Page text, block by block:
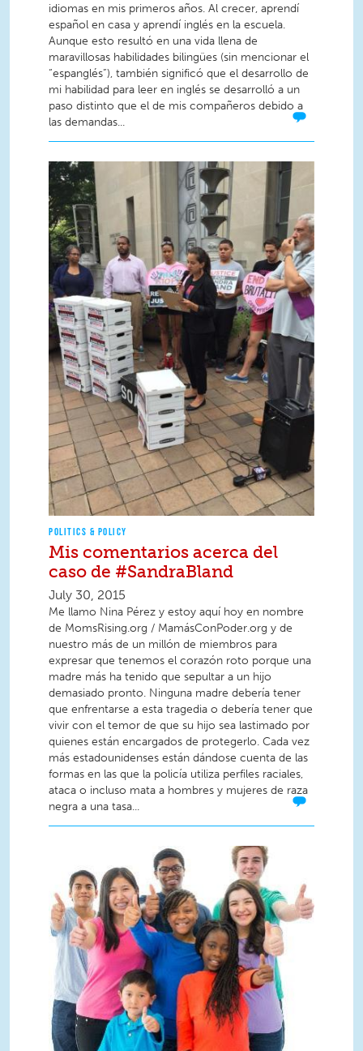
idiomas en mis primeros años. Al crecer, aprendí
español en casa y aprendí inglés en la escuela.
Aunque esto resultó en una vida llena de
maravillosas habilidades bilingües (sin mencionar el
“espanglés”), también significó que el desarrollo de
mi habilidad para leer en inglés se desarrolló a un
paso distinto que el de mis compañeros debido a
las demandas...
POLITICS & POLICY
Mis comentarios acerca del
caso de #SandraBland
July 30, 2015
Me llamo Nina Pérez y estoy aquí hoy en nombre
de MomsRising.org / MamásConPoder.org y de
nuestro más de un millón de miembros para
expresar que tenemos el corazón roto porque una
madre más ha tenido que sepultar a un hijo
demasiado pronto. Ninguna madre debería tener
que enfrentarse a esta tragedia o debería tener que
vivir con el temor de que su hijo sea lastimado por
quienes están encargados de protegerlo. Cada vez
más estadounidenses están dándose cuenta de las
formas en las que la policía utiliza perfiles raciales,
ataca o incluso mata a hombres y mujeres de raza
negra a una tasa...